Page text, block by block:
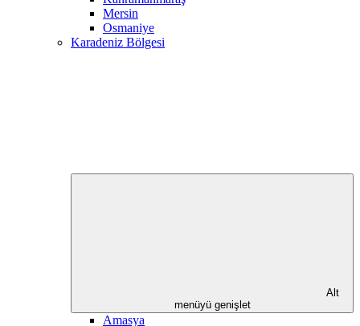
Mersin
Osmaniye
Karadeniz Bölgesi
Alt
menüyü genişlet
Amasya